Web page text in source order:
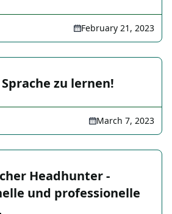
February 21, 2023
zu lernen!
March 7, 2023
Headhunter -
und professionelle